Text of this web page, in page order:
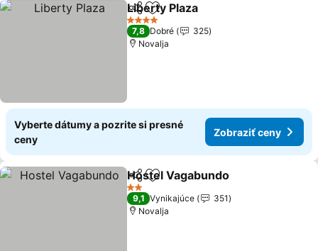
ZdieľaťPridať do obľúbených
Liberty Plaza
4 Počet hviezdičiek
7,8 Dobré
325
Novalja
Vyberte dátumy a pozrite si presné
ceny
Zobraziť ceny
ZdieľaťPridať do obľúbených
Hostel Vagabundo
2 Počet hviezdičiek
9,1 Vynikajúce
351
Novalja